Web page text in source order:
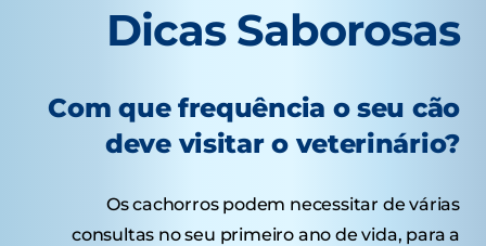
Dicas Saborosas
Com que frequência o seu cão
deve visitar o veterinário?
Os cachorros podem necessitar de várias
consultas no seu primeiro ano de vida, para a